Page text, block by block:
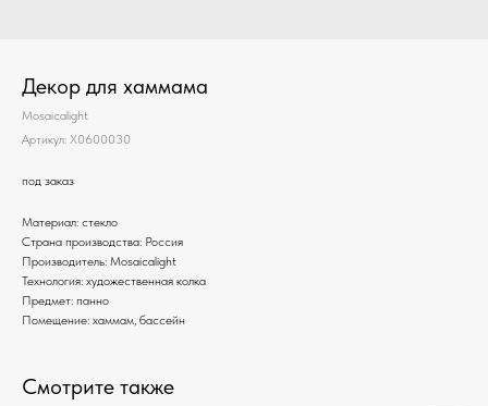
Декор для хаммама
Mosaicalight
Артикул: X0600030
под заказ
Материал: стекло
Страна производства: Россия
Производитель: Mosaicalight
Технология: художественная колка
Предмет: панно
Помещение: хаммам, бассейн
Смотрите также